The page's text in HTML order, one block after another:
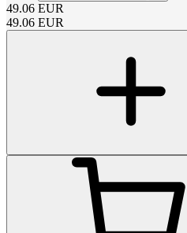
49.06 EUR
49.06 EUR